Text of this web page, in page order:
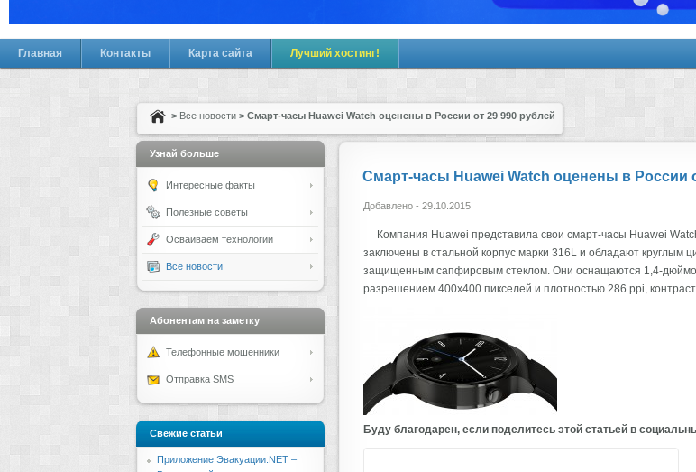
Главная Контакты Карта сайта Лучший хостинг!
> Все новости > Смарт-часы Huawei Watch оценены в России от 29 990 рублей
Смарт-часы Huawei Watch оценены в России
Добавлено - 29.10.2015
Компания Huawei представила свои смарт-часы Huawei
заключены в стальной корпус марки 316L и обладают круглым
защищенным сапфировым стеклом. Они оснащаются 1,4-
разрешением 400x400 пикселей и плотностью 286 ppi,
Буду благодарен, если поделитесь этой статьей в
Узнай больше
Интересные факты
Полезные советы
Осваиваем технологии
Все новости
Абонентам на заметку
Телефонные мошенники
Отправка SMS
Свежие статьи
Приложение Эвакуации.NET –